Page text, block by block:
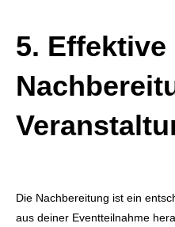
5. Effektive
Die Nachbereitung ist ein
aus deiner Eventteilnahme